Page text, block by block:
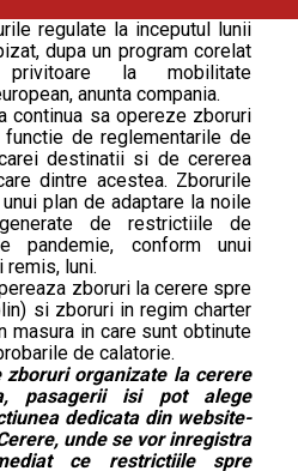
regulate la inceputul lunii
dupa un program corelat
la mobilitate
anunta compania.
continua sa opereze zboruri
de reglementarile de
destinatii si de cererea
dintre acestea. Zborurile
plan de adaptare la noile
de restrictiile de
pandemie, conform unui
remis, luni.
zboruri la cerere spre
si zboruri in regim charter
masura in care sunt obtinute
de calatorie.
zboruri organizate la cerere
pasagerii isi pot alege
dedicata din website-
unde se vor inregistra
ce restrictiile spre